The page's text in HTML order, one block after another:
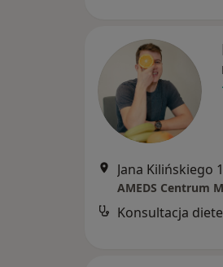
Jana Kilińskiego
AMEDS Centrum
Konsultacja